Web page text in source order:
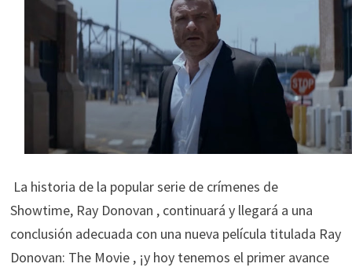
La historia de la popular serie de crímenes de
Showtime, Ray Donovan , continuará y llegará a una
conclusión adecuada con una nueva película titulada Ray
Donovan: The Movie , ¡y hoy tenemos el primer avance